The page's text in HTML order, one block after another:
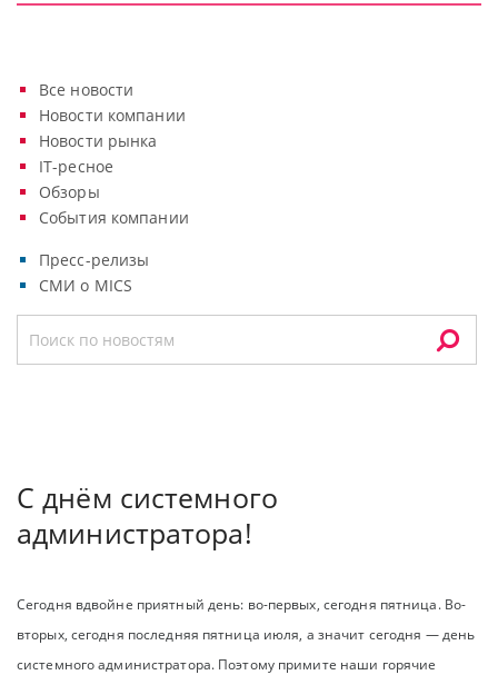
Все новости
Новости компании
Новости рынка
IT-ресное
Обзоры
События компании
Пресс-релизы
СМИ о MICS
С днём системного
администратора!
Сегодня вдвойне приятный день: во-первых, сегодня пятница. Во-
вторых, сегодня последняя пятница июля, а значит сегодня — день
системного администратора. Поэтому примите наши горячие